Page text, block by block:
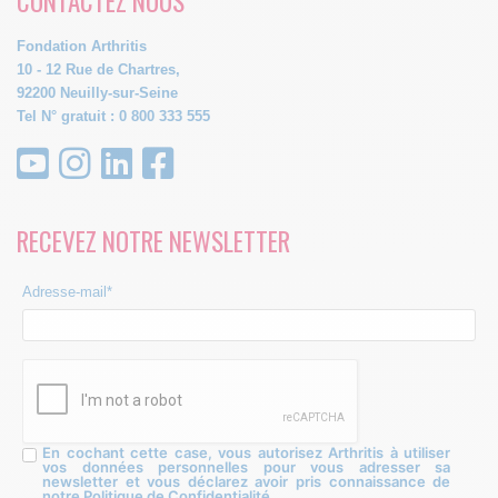
Fondation Arthritis
10 - 12 Rue de Chartres,
92200 Neuilly-sur-Seine
Tel N° gratuit : 0 800 333 555
RECEVEZ NOTRE NEWSLETTER
Adresse-mail*
En cochant cette case, vous autorisez Arthritis à utiliser
vos données personnelles pour vous adresser sa
newsletter et vous déclarez avoir pris connaissance de